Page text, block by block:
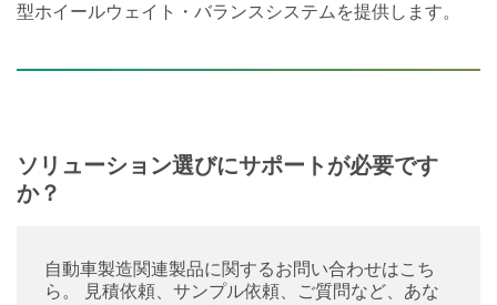
型ホイールウェイト・バランスシステムを提供します。
ソリューション選びにサポートが必要です
か？
自動車製造関連製品に関するお問い合わせはこち
ら。 見積依頼、サンプル依頼、ご質問など、あな